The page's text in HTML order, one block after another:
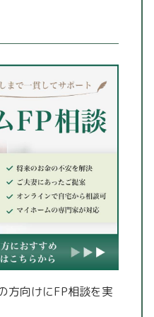
方向けにFP相談を実